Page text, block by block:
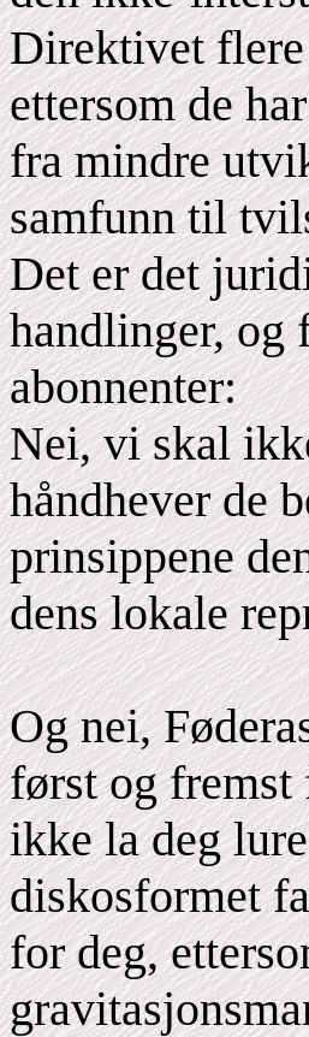
Direktivet flere
ettersom de
fra mindre
samfunn til
Det er det
handlinger, og
abonnenter:
Nei, vi skal
håndhever de
prinsippene
dens lokale
Og nei,
først og fremst
ikke la deg
diskosformet
for deg,